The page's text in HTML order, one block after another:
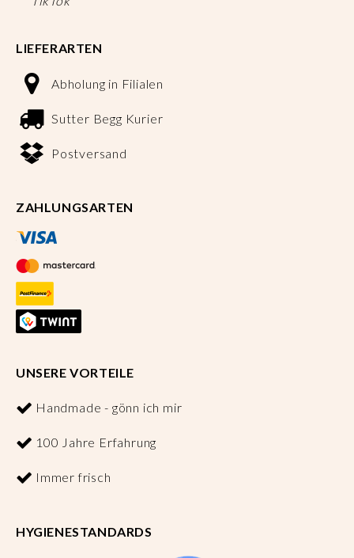
LIEFERARTEN
Abholung in Filialen
Sutter Begg Kurier
Postversand
ZAHLUNGSARTEN
UNSERE VORTEILE
Handmade - gönn ich mir
100 Jahre Erfahrung
Immer frisch
HYGIENESTANDARDS